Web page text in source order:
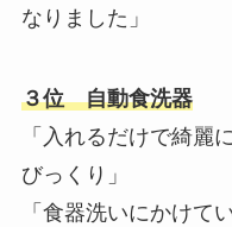
なりました」
３位 自動食洗器
「入れるだけで綺麗
びっくり」
「食器洗いにかけて